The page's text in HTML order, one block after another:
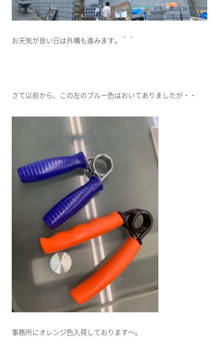
お天気が良い日は外構も進みます。＾＾
さて以前から、この左のブルー色はおいてありましたが・・
事務所にオレンジ色入荷しております～。